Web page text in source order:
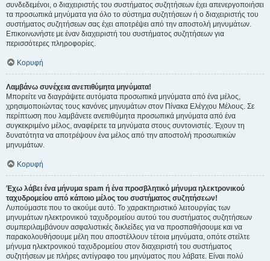
συνδεδεμένοι, ο διαχειριστής του συστήματος συζητήσεων έχει απενεργοποιήσει
τα προσωπικά μηνύματα για όλο το σύστημα συζητήσεων ή ο διαχειριστής του
συστήματος συζητήσεων σας έχει αποτρέψει από την αποστολή μηνυμάτων.
Επικοινωνήστε με έναν διαχειριστή του συστήματος συζητήσεων για
περισσότερες πληροφορίες.
Κορυφή
Λαμβάνω συνέχεια ανεπιθύμητα μηνύματα!
Μπορείτε να διαγράψετε αυτόματα προσωπικά μηνύματα από ένα μέλος,
χρησιμοποιώντας τους κανόνες μηνυμάτων στον Πίνακα Ελέγχου Μέλους. Σε
περίπτωση που λαμβάνετε ανεπιθύμητα προσωπικά μηνύματα από ένα
συγκεκριμένο μέλος, αναφέρετε τα μηνύματα στους συντονιστές. Έχουν τη
δυνατότητα να αποτρέψουν ένα μέλος από την αποστολή προσωπικών
μηνυμάτων.
Κορυφή
Έχω λάβει ένα μήνυμα spam ή ένα προσβλητικό μήνυμα ηλεκτρονικού
ταχυδρομείου από κάποιο μέλος του συστήματος συζητήσεων!
Λυπούμαστε που το ακούμε αυτό. Το χαρακτηριστικό λειτουργίας των
μηνυμάτων ηλεκτρονικού ταχυδρομείου αυτού του συστήματος συζητήσεων
συμπεριλαμβάνουν ασφαλιστικές δικλείδες για να προσπαθήσουμε και να
παρακολουθήσουμε μέλη που αποστέλλουν τέτοια μηνύματα, οπότε στείλτε
μήνυμα ηλεκτρονικού ταχυδρομείου στον διαχειριστή του συστήματος
συζητήσεων με πλήρες αντίγραφο του μηνύματος που λάβατε. Είναι πολύ